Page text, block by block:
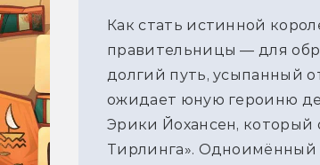
Как стать истинной
правительницы — для
долгий путь, усыпанный
ожидает юную героиню
Эрики Йохансен,
Тирлинга». Одноимённый